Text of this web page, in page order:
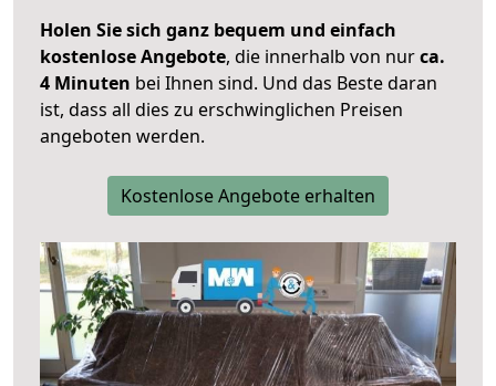
Holen Sie sich ganz bequem und einfach
kostenlose Angebote, die innerhalb von nurca.
4 Minuten bei Ihnen sind. Und das Beste daran
ist, dass all dies zu erschwinglichen Preisen
angeboten werden.
Kostenlose Angebote erhalten